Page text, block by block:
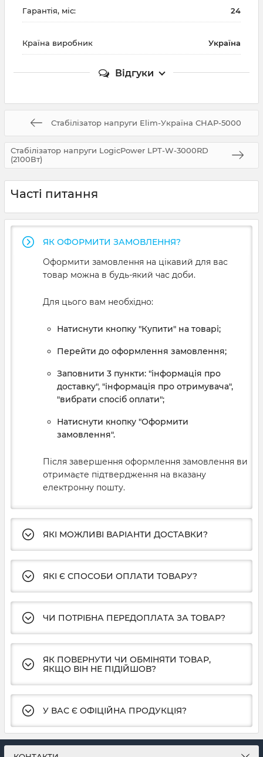
Гарантія, міс: 24
Країна виробник Україна
Відгуки
Стабілізатор напруги Elim-Україна СНАР-5000
Стабілізатор напруги LogicPower LPT-W-3000RD
(2100Вт)
Часті питання
ЯК ОФОРМИТИ ЗАМОВЛЕННЯ?
Оформити замовлення на цікавий для вас
товар можна в будь-який час доби.
Для цього вам необхідно:
Натиснути кнопку "Купити" на товарі;
Перейти до оформлення замовлення;
Заповнити 3 пункти: "інформація про
доставку", "інформація про отримувача",
"вибрати спосіб оплати";
Натиснути кнопку "Оформити
замовлення".
Після завершення оформлення замовлення ви
отримаєте підтвердження на вказану
електронну пошту.
ЯКІ МОЖЛИВІ ВАРІАНТИ ДОСТАВКИ?
ЯКІ Є СПОСОБИ ОПЛАТИ ТОВАРУ?
ЧИ ПОТРІБНА ПЕРЕДОПЛАТА ЗА ТОВАР?
ЯК ПОВЕРНУТИ ЧИ ОБМІНЯТИ ТОВАР,
ЯКЩО ВІН НЕ ПІДІЙШОВ?
У ВАС Є ОФІЦІЙНА ПРОДУКЦІЯ?